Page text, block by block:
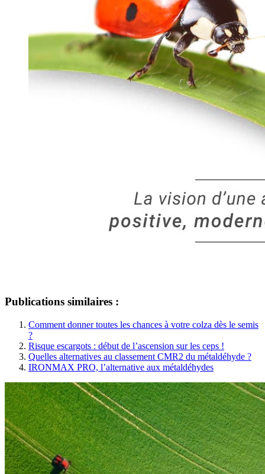
Publications similaires :
Comment donner toutes les chances à votre colza dès le semis
?
Risque escargots : début de l’ascension sur les ceps !
Quelles alternatives au classement CMR2 du métaldéhyde ?
IRONMAX PRO, l’alternative aux métaldéhydes